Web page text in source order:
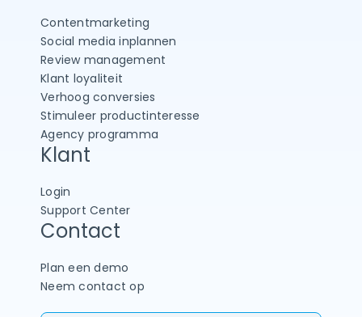
Contentmarketing
Social media inplannen
Review management
Klant loyaliteit
Verhoog conversies
Stimuleer productinteresse
Agency programma
Klant
Login
Support Center
Contact
Plan een demo
Neem contact op